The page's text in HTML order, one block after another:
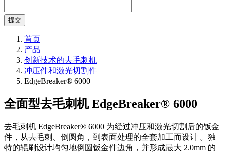
提交
首页
产品
创新技术的去毛刺机
冲压件和激光切割件
EdgeBreaker® 6000
全面型去毛刺机 EdgeBreaker® 6000
去毛刺机 EdgeBreaker® 6000 为经过冲压和激光切割后的钣金
件，从去毛刺、倒圆角，到表面处理的全套加工而设计 。独
特的辊刷设计均匀地倒圆钣金件边角，并形成最大 2.0mm 的